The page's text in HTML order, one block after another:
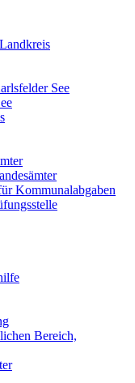
See
Kommunalabgaben
Bereich,